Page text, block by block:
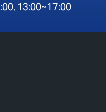
13:00~17:00